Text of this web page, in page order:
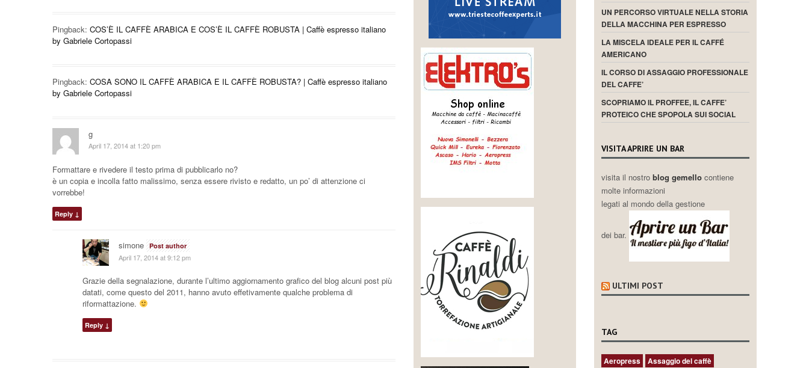
Pingback: COS’È IL CAFFÈ ARABICA E COS’È IL CAFFÈ ROBUSTA | Caffè espresso italiano
by Gabriele Cortopassi
Pingback: COSA SONO IL CAFFÈ ARABICA E IL CAFFÈ ROBUSTA? | Caffè espresso italiano
by Gabriele Cortopassi
g
April 17, 2014 at 1:20 pm
Formattare e rivedere il testo prima di pubblicarlo no?
è un copia e incolla fatto malissimo, senza essere rivisto e redatto, un po’ di attenzione ci
vorrebbe!
Reply ↓
simone Post author
April 17, 2014 at 9:12 pm
Grazie della segnalazione, durante l’ultimo aggiornamento grafico del blog alcuni post più
datati, come questo del 2011, hanno avuto effetivamente qualche problema di
riformattazione.
Reply ↓
UN PERCORSO VIRTUALE NELLA STORIA
DELLA MACCHINA PER ESPRESSO
LA MISCELA IDEALE PER IL CAFFÉ
AMERICANO
IL CORSO DI ASSAGGIO PROFESSIONALE
DEL CAFFE’
SCOPRIAMO IL PROFFEE, IL CAFFE’
PROTEICO CHE SPOPOLA SUI SOCIAL
VISITA APRIRE UN BAR
visita il nostro blog gemello contiene
molte informazioni
legati al mondo della gestione
dei bar.
ULTIMI POST
TAG
Aeropress
Assaggio del caffè